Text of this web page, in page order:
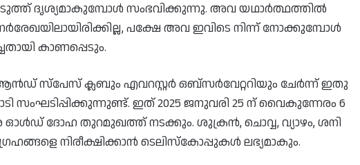
ദൃശ്യമാകുമ്പോൾ സംഭവിക്കുന്നു. അവ യഥാർത്ഥത്തിൽ
പക്ഷേ അവ ഇവിടെ നിന്ന് നോക്കുമ്പോൾ
കാണപ്പെടും.
സ്‌പേസ് ക്ലബും എവറസ്റ്റർ ഒബ്‌സർവേറ്ററിയും ചേർന്ന് ഇതു
സംഘടിപ്പിക്കുന്നുണ്ട്. ഇത് 2025 ജനുവരി 25 ന് വൈകുന്നേരം 6
ഓൾഡ് ദോഹ തുറമുഖത്ത് നടക്കും. ശുക്രൻ, ചൊവ്വ, വ്യാഴം, ശനി
നിരീക്ഷിക്കാൻ ടെലിസ്കോപ്പുകൾ ലഭ്യമാകും.